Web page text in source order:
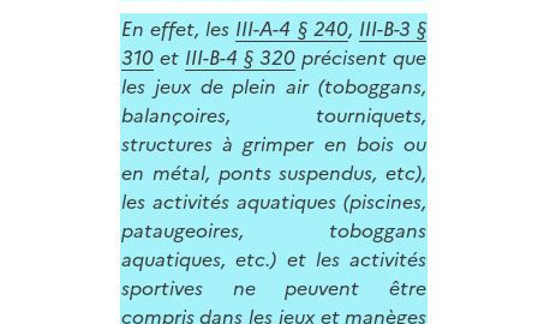
En effet, les III-A-4 § 240, III-B-3 §
310et III-B-4 § 320 précisent que
les jeux de plein air (toboggans,
balançoires, tourniquets,
structures à grimper en bois ou
en métal, ponts suspendus, etc),
les activités aquatiques (piscines,
pataugeoires, toboggans
aquatiques, etc.) et les activités
sportives ne peuvent être
compris dans les jeux et manèges